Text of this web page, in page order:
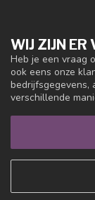
WIJ ZIJN ER
Heb je een vraag
ook eens onze
bedrijfsgegevens,
verschillende